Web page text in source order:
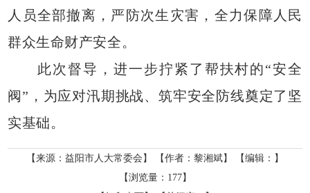
人员全部撤离，严防次生灾害，全力保障人民
群众生命财产安全。
此次督导，进一步拧紧了帮扶村的“安全
阀”，为应对汛期挑战、筑牢安全防线奠定了坚
实基础。
【来源：益阳市人大常委会】 【作者：黎湘斌】
【编辑：】
【浏览量： 177】